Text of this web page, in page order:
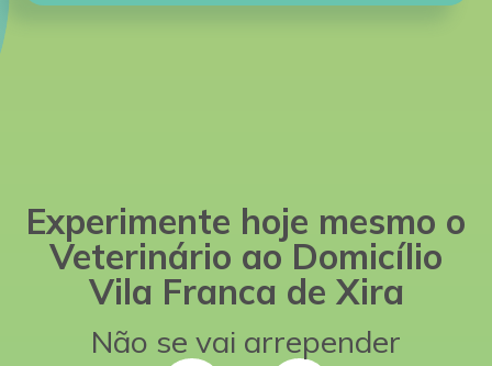
Experimente hoje mesmo o
Veterinário ao Domicílio
Vila Franca de Xira
Não se vai arrepender